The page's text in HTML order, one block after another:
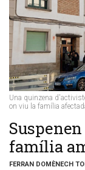
Una quinzena
on viu la família
família
FERRAN DOMÈNECH